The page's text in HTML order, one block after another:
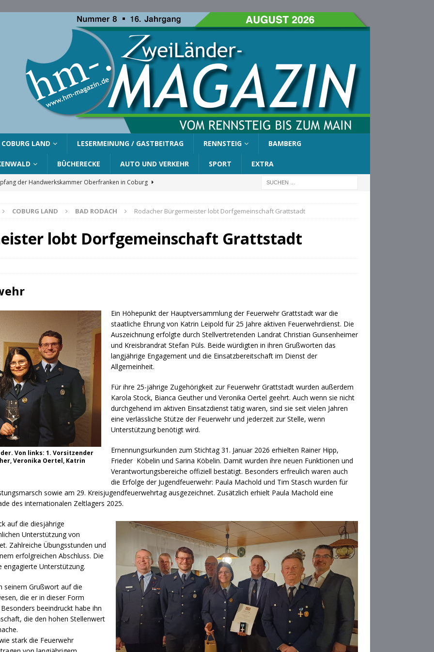
COBURG LAND LESERMEINUNG / GASTBEITRAG RENNSTEIG BAMBERG
BÜCHERECKE AUTO UND VERKEHR SPORT EXTRA
der Handwerkskammer Oberfranken in Coburg
Gemeinde Ahorn für Silvia Finzel
AHORN
auf der Waldbühne Heldritt
BAD RODACH
W. Heike, Neustadt, seit 100 Tagen im Amt
dankt HABA Bad Rodach
COBURG LAND BAD RODACH Rodacher Bürgermeister lobt Dorfgemeinschaft Grattstadt
lobt Dorfgemeinschaft Grattstadt
Von links: 1. Vorsitzender
Veronika Oertel, Katrin
Ein Höhepunkt der Hauptversammlung der Feuerwehr Grattstadt war die
staatliche Ehrung von Katrin Leipold für 25 Jahre aktiven Feuerwehrdienst. Die
Auszeichnung erfolgte durch Stellvertretenden Landrat Christian Gunsenheimer
und Kreisbrandrat Stefan Püls. Beide würdigten in ihren Grußworten das
langjährige Engagement und die Einsatzbereitschaft im Dienst der
Allgemeinheit.
Für ihre 25-jährige Zugehörigkeit zur Feuerwehr Grattstadt wurden außerdem
Karola Stock, Bianca Geuther und Veronika Oertel geehrt. Auch wenn sie nicht
durchgehend im aktiven Einsatzdienst tätig waren, sind sie seit vielen Jahren
eine verlässliche Stütze der Feuerwehr und jederzeit zur Stelle, wenn
Unterstützung benötigt wird.
Ernennungsurkunden zum Stichtag 31. Januar 2026 erhielten Rainer Hipp,
Frieder Köbelin und Sarina Köbelin. Damit wurden ihre neuen Funktionen und
Verantwortungsbereiche offiziell bestätigt. Besonders erfreulich waren auch
die Erfolge der Jugendfeuerwehr: Paula Machold und Tim Stasch wurden für
sowie am 29. Kreisjugendfeuerwehrtag ausgezeichnet. Zusätzlich erhielt Paula Machold eine
des internationalen Zeltlagers 2025.
auf die diesjährige
Unterstützung von
Zahlreiche Übungsstunden und
erfolgreichen Abschluss. Die
engagierte Unterstützung.
seinem Grußwort auf die
die er in dieser Form
beeindruckt habe ihn
die den hohen Stellenwert
stark die Feuerwehr